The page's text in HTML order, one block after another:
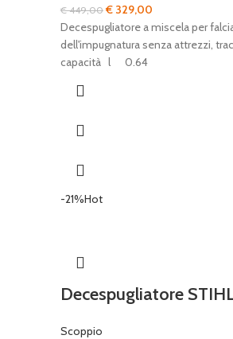
€449,00Il
prezzo
originale
era:
€ 329,00
prezzo
attuale
Decespugliatore a miscela per
dell'impugnatura senza
capacità l 0.64
-21%Hot
Decespugliatore
Scoppio